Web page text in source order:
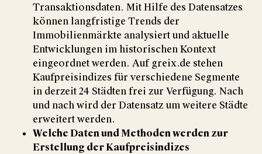
Transaktionsdaten. Mit Hilfe des Datensatzes
können langfristige Trends der
Immobilienmärkte analysiert und aktuelle
Entwicklungen im historischen Kontext
eingeordnet werden. Auf greix.de stehen
Kaufpreisindizes für verschiedene Segmente
in derzeit 24 Städten frei zur Verfügung. Nach
und nach wird der Datensatz um weitere Städte
erweitert werden.
Welche Daten und Methoden werden zur
Erstellung der Kaufpreisindizes